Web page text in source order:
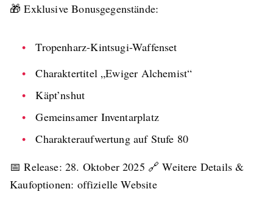
🎁 Exklusive Bonusgegenstände:
Tropenharz-Kintsugi-Waffenset
Charaktertitel „Ewiger Alchemist“
Käpt’nshut
Gemeinsamer Inventarplatz
Charakteraufwertung auf Stufe 80
📅 Release: 28. Oktober 2025 🔗 Weitere Details &
Kaufoptionen: offizielle Website